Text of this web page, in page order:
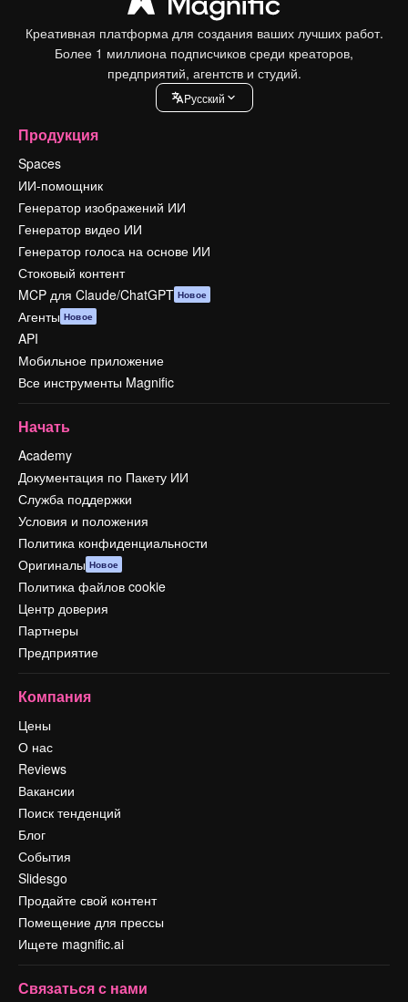
Креативная платформа для создания ваших лучших работ.
Более 1 миллиона подписчиков среди креаторов,
предприятий, агентств и студий.
Pусский
Продукция
Spaces
ИИ-помощник
Генератор изображений ИИ
Генератор видео ИИ
Генератор голоса на основе ИИ
Стоковый контент
MCP для Claude/ChatGPT Новое
Агенты Новое
API
Мобильное приложение
Все инструменты Magnific
Начать
Academy
Документация по Пакету ИИ
Служба поддержки
Условия и положения
Политика конфиденциальности
Оригиналы Новое
Политика файлов cookie
Центр доверия
Партнеры
Предприятие
Компания
Цены
О нас
Reviews
Вакансии
Поиск тенденций
Блог
События
Slidesgo
Продайте свой контент
Помещение для прессы
Ищете magnific.ai
Связаться с нами